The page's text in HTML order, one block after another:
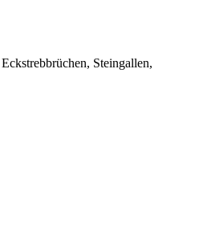
Steingallen,